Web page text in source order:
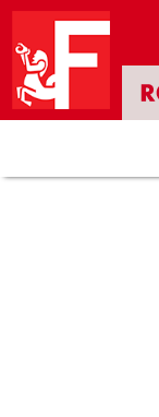
Skip
content